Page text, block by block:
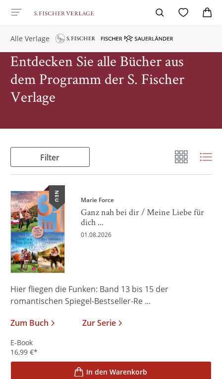
Alle Verlage
Entdecken Sie alle Bücher aus
dem Programm der S. Fischer
Verlage
Filter
NEU Marie Force
Ganz nah bei dir / Meine Liebe für
dich ...
01.08.2026
Hier fliegen die Funken: Band 13 bis 15 der
romantischen Spiegel-Bestseller-Re ...
Zum Buch
Zur Serie
E-Book
16,99 €*
In den Warenkorb